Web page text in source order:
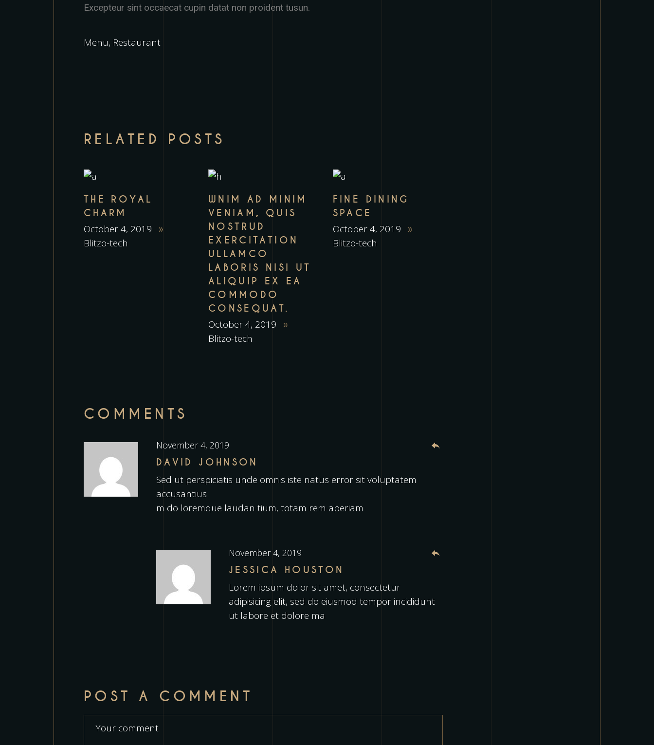
Excepteur sint occaecat cupin datat non proident tusun.
Menu, Restaurant
RELATED POSTS
THE ROYAL
CHARM
October 4, 2019
Blitzo-tech
WNIM AD MINIM
VENIAM, QUIS
NOSTRUD
EXERCITATION
ULLAMCO
LABORIS NISI UT
ALIQUIP EX EA
COMMODO
CONSEQUAT.
October 4, 2019
Blitzo-tech
FINE DINING
SPACE
October 4, 2019
Blitzo-tech
COMMENTS
November 4, 2019
DAVID JOHNSON
Sed ut perspiciatis unde omnis iste natus error sit voluptatem
accusantius
m do loremque laudan tium, totam rem aperiam
November 4, 2019
JESSICA HOUSTON
Lorem ipsum dolor sit amet, consectetur
adipisicing elit, sed do eiusmod tempor incididunt
ut labore et dolore ma
POST A COMMENT